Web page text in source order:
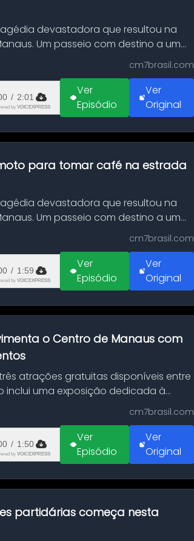
devastadora que resultou na
Um passeio com destino a um
cm7brasil.com
/ 2:01
by VOICEXPRESS
Ver
Episódio
Ver
Original
para tomar café na estrada
devastadora que resultou na
Um passeio com destino a um
cm7brasil.com
/ 1:59
by VOICEXPRESS
Ver
Episódio
Ver
Original
o Centro de Manaus com
atrações gratuitas disponíveis entre
inclui uma exposição dedicada à
cm7brasil.com
/ 1:50
by VOICEXPRESS
Ver
Episódio
Ver
Original
partidárias começa nesta